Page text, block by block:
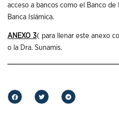
acceso a bancos como el Banco de
Banca Islámica.
ANEXO 3( para llenar este anexo
o la Dra. Sunamis.